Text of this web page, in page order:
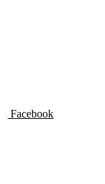
Facebook